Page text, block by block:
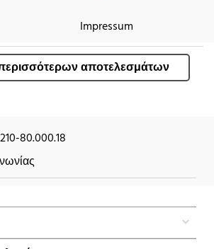
Impressum
αποτελεσμάτων
210-80.000.18